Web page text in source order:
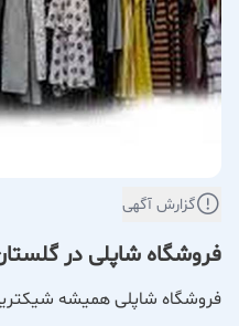
گزارش آگهی
فروشگاه شاپلی در
فروشگاه شاپلی همیشه